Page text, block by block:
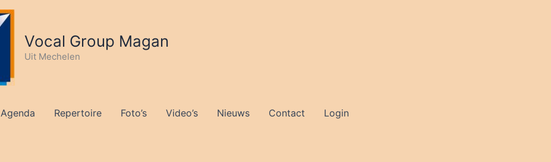
Vocal Group Magan
Uit Mechelen
Agenda Repertoire Foto’s Video’s Nieuws Contact Login